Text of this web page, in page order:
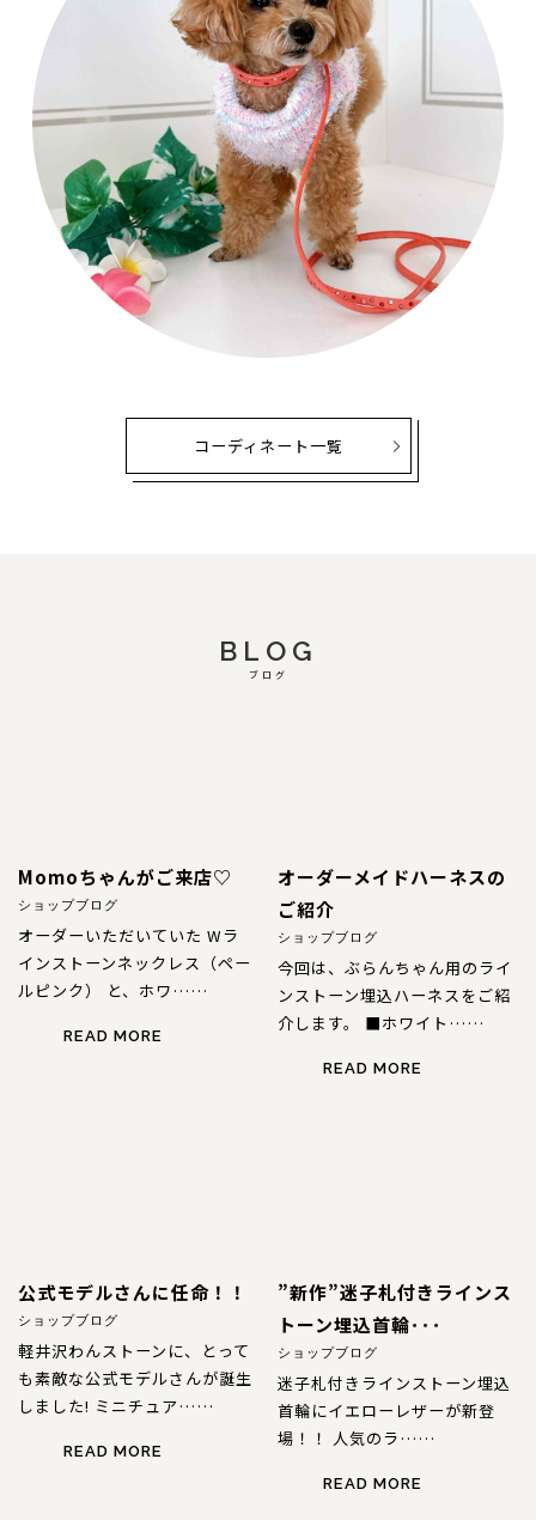
コーディネート一覧
BLOG
ブログ
Momoちゃんがご来店♡
ショップブログ
オーダーいただいていた Wラ
インストーンネックレス（ペー
ルピンク） と、ホワ……
READ MORE
オーダーメイドハーネスの
ご紹介
ショップブログ
今回は、ぶらんちゃん用のライ
ンストーン埋込ハーネスをご紹
介します。 ■ホワイト……
READ MORE
公式モデルさんに任命！！
ショップブログ
軽井沢わんストーンに、とって
も素敵な公式モデルさんが誕生
しました! ミニチュア……
READ MORE
”新作”迷子札付きラインス
トーン埋込首輪･･･
ショップブログ
迷子札付きラインストーン埋込
首輪にイエローレザーが新登
場！！ 人気のラ……
READ MORE